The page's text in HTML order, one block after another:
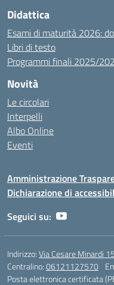
Didattica
Esami di maturità 2026:
Libri di testo
Programmi finali 2025/
Novità
Le circolari
Interpelli
Albo Online
Eventi
Amministrazione
Dichiarazione di
Seguici su:
Indirizzo:Via Cesare Minardi
Centralino:06121127570
Posta elettronica certificata